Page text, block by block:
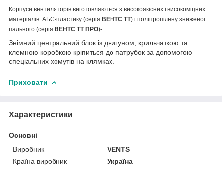
Корпуси вентиляторів виготовляються з високоякісних і високоміцних
матеріалів: AБС-пластику (серія ВЕНТС ТТ) і поліпропілену зниженої
пального (серія ВЕНТС ТТ ПРО)-
Знімний центральний блок із двигуном, крильчаткою та
клемною коробкою кріпиться до патрубок за допомогою
спеціальних хомутів на клямках.
Приховати
Характеристики
Основні
Виробник
VENTS
Країна виробник
Україна